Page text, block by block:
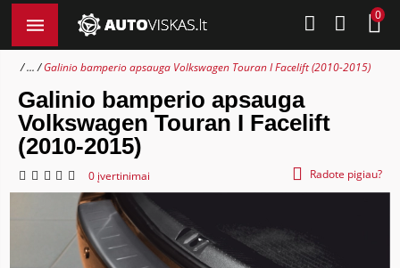
0
... Galinio bamperio apsauga Volkswagen Touran I Facelift (2010-2015)
Galinio bamperio apsauga
Volkswagen Touran I Facelift
(2010-2015)
0 įvertinimai Radote pigiau?